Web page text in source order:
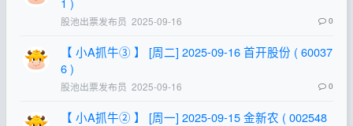
股池出票发布员 2025-09-16 0
【 小A抓牛③ 】 [周二] 2025-09-16 首开股份 ( 60037
6 )
股池出票发布员 2025-09-16 0
【 小A抓牛② 】 [周一] 2025-09-15 金新农 ( 002548